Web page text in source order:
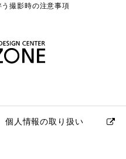
撮影時の注意事項
個人情報の取り扱い